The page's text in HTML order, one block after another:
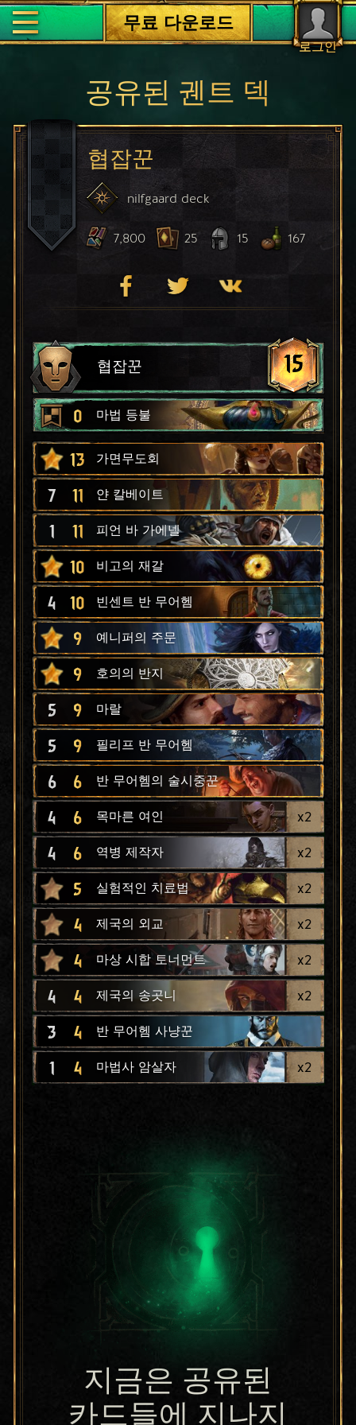
로그인
무료 다운로드
공유된 궨트 덱
협잡꾼
nilfgaard deck
7,800 25 15 167
협잡꾼 15
0 마법 등불
13 가면무도회
7 11 얀 칼베이트
1 11 피언 바 가에넬
10 비고의 재갈
4 10 빈센트 반 무어헴
9 예니퍼의 주문
9 호의의 반지
5 9 마랄
5 9 필리프 반 무어헴
6 6 반 무어헴의 술시중꾼
4 6 목마른 여인 x2
4 6 역병 제작자 x2
5 실험적인 치료법 x2
4 제국의 외교 x2
4 마상 시합 토너먼트 x2
4 4 제국의 송곳니 x2
3 4 반 무어헴 사냥꾼
1 4 마법사 암살자 x2
지금은 공유된
카드들에 지나지